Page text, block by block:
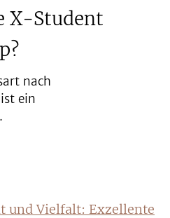
X-Student
nach
ein
und Vielfalt: Exzellente